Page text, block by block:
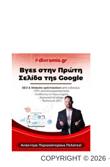
COPYRIGHT © 2026 ·